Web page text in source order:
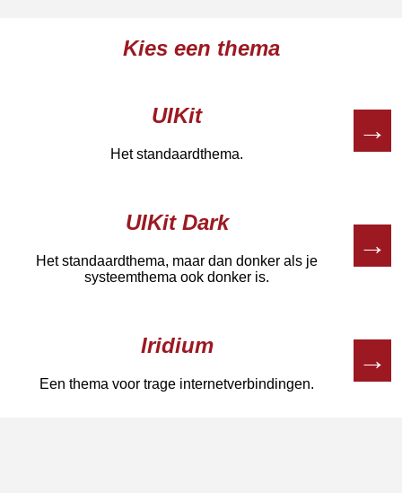
Kies een thema
UIKit
Het standaardthema.
→
UIKit Dark
Het standaardthema, maar dan donker als je
systeemthema ook donker is.
→
Iridium
Een thema voor trage internetverbindingen.
→